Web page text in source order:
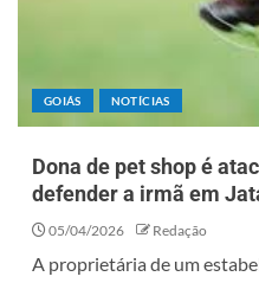
GOIÁS NOTÍCIAS
Dona de pet shop é
defender a irmã em
05/04/2026 Redação
A proprietária de um